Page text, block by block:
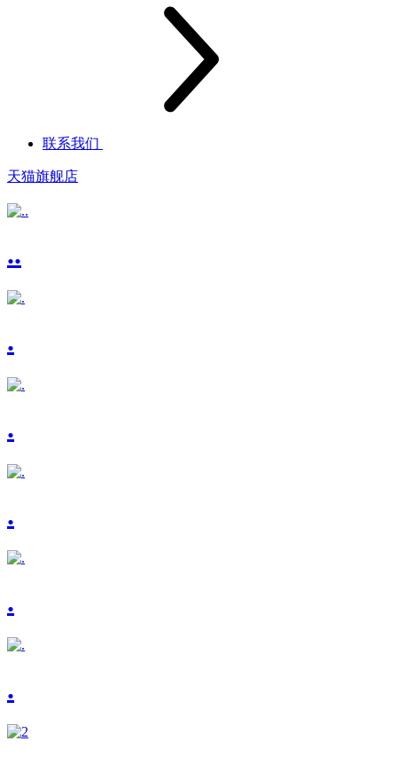
联系我们
天猫旗舰店
..
.
.
.
.
.